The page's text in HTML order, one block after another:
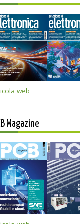
web
Magazine